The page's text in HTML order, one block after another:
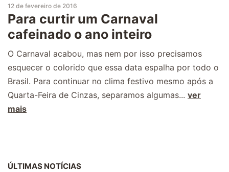
12 de fevereiro de 2016
Para curtir um Carnaval
cafeinado o ano inteiro
O Carnaval acabou, mas nem por isso precisamos
esquecer o colorido que essa data espalha por todo o
Brasil. Para continuar no clima festivo mesmo após a
Quarta-Feira de Cinzas, separamos algumas... ver
mais
ÚLTIMAS NOTÍCIAS